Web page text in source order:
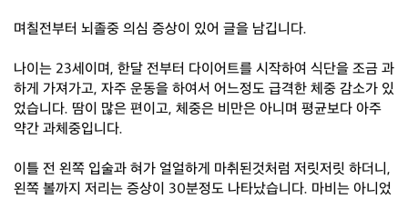
며칠전부터 뇌졸중 의심 증상이 있어 글을 남깁니다.
나이는 23세이며, 한달 전부터 다이어트를 시작하여 식단을 조금 과
하게 가져가고, 자주 운동을 하여서 어느정도 급격한 체중 감소가 있
었습니다. 땀이 많은 편이고, 체중은 비만은 아니며 평균보다 아주
약간 과체중입니다.
이틀 전 왼쪽 입술과 혀가 얼얼하게 마취된것처럼 저릿저릿 하더니,
왼쪽 볼까지 저리는 증상이 30분정도 나타났습니다. 마비는 아니었